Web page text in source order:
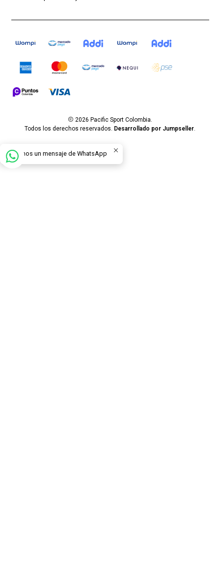
2026 Pacific Sport Colombia.
Todos los derechos reservados. Desarrollado por Jumpseller
Envíanos un mensaje de WhatsApp